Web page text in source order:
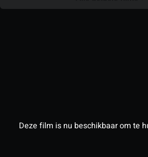
Deze film is nu beschikbaar om te